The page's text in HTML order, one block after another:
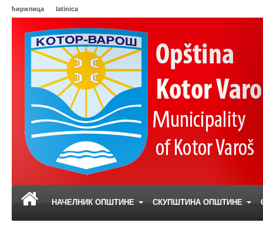
ћирилица latinica
НАЧЕЛНИК ОПШТИНЕ СКУПШТИНА ОПШТИНЕ